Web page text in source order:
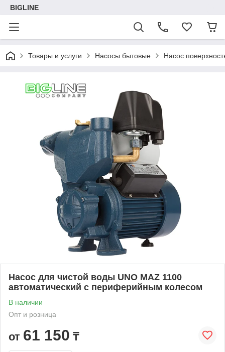
BIGLINE
Товары и услуги Насосы бытовые Насос
Насос для чистой воды UNO MAZ 1100
автоматический с периферийным колесом
В наличии
Опт и розница
от 61 150 ₸